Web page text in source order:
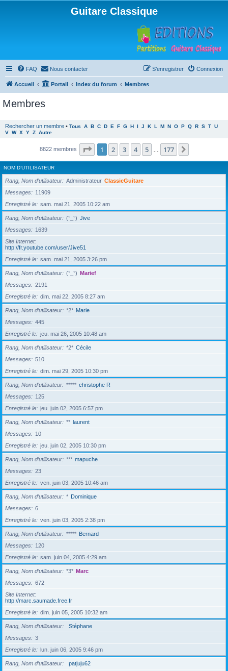
Guitare Classique
FAQ Nous contacter Connexion
S’enregistrer
Accueil Portail Index du forum Membres
Membres
Rechercher un membre • Tous A B C D E F G H I J K L M N O P Q R S T U
V W X Y Z Autre
8822 membres Page 1sur177
1 2 3 4 5 177
NOM D’UTILISATEUR
Rang, Nom d’utilisateur Administrateur ClassicGuitare
Messages
11909
Enregistré le
sam. mai 21, 2005 10:22 am
Rang, Nom d’utilisateur (°_°) Jive
Messages
1639
Site Internet
http://fr.youtube.com/user/Jive51
Enregistré le
sam. mai 21, 2005 3:26 pm
Rang, Nom d’utilisateur (°_°) Marief
Messages
2191
Enregistré le
dim. mai 22, 2005 8:27 am
Rang, Nom d’utilisateur *2* Marie
Messages
445
Enregistré le
jeu. mai 26, 2005 10:48 am
Rang, Nom d’utilisateur *2* Cécile
Messages
510
Enregistré le
dim. mai 29, 2005 10:30 pm
Rang, Nom d’utilisateur ***** christophe R
Messages
125
Enregistré le
jeu. juin 02, 2005 6:57 pm
Rang, Nom d’utilisateur ** laurent
Messages
10
Enregistré le
jeu. juin 02, 2005 10:30 pm
Rang, Nom d’utilisateur *** mapuche
Messages
23
Enregistré le
ven. juin 03, 2005 10:46 am
Rang, Nom d’utilisateur * Dominique
Messages
6
Enregistré le
ven. juin 03, 2005 2:38 pm
Rang, Nom d’utilisateur ***** Bernard
Messages
120
Enregistré le
sam. juin 04, 2005 4:29 am
Rang, Nom d’utilisateur *3* Marc
Messages
672
Site Internet
http://marc.saumade.free.fr
Enregistré le
dim. juin 05, 2005 10:32 am
Rang, Nom d’utilisateur
Stéphane
Messages
3
Enregistré le
lun. juin 06, 2005 9:46 pm
Rang, Nom d’utilisateur
patjuju62